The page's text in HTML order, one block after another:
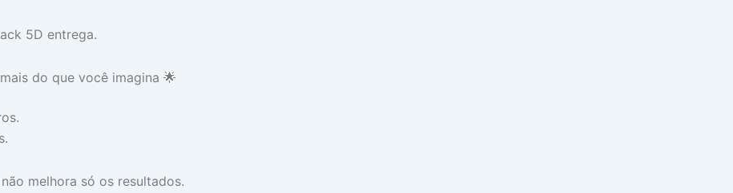
5D entrega.
do que você imagina 🌟
melhora só os resultados.